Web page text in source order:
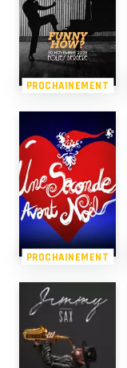
PROCHAINEMENT
PROCHAINEMENT